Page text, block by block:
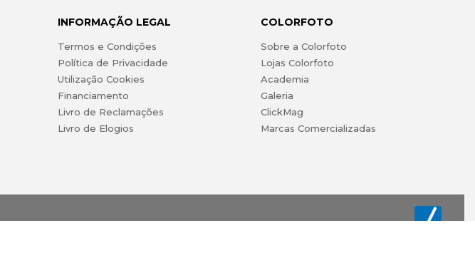
INFORMAÇÃO LEGAL
Termos e Condições
Política de Privacidade
Utilização Cookies
Financiamento
Livro de Reclamações
Livro de Elogios
COLORFOTO
Sobre a Colorfoto
Lojas Colorfoto
Academia
Galeria
ClickMag
Marcas Comercializadas